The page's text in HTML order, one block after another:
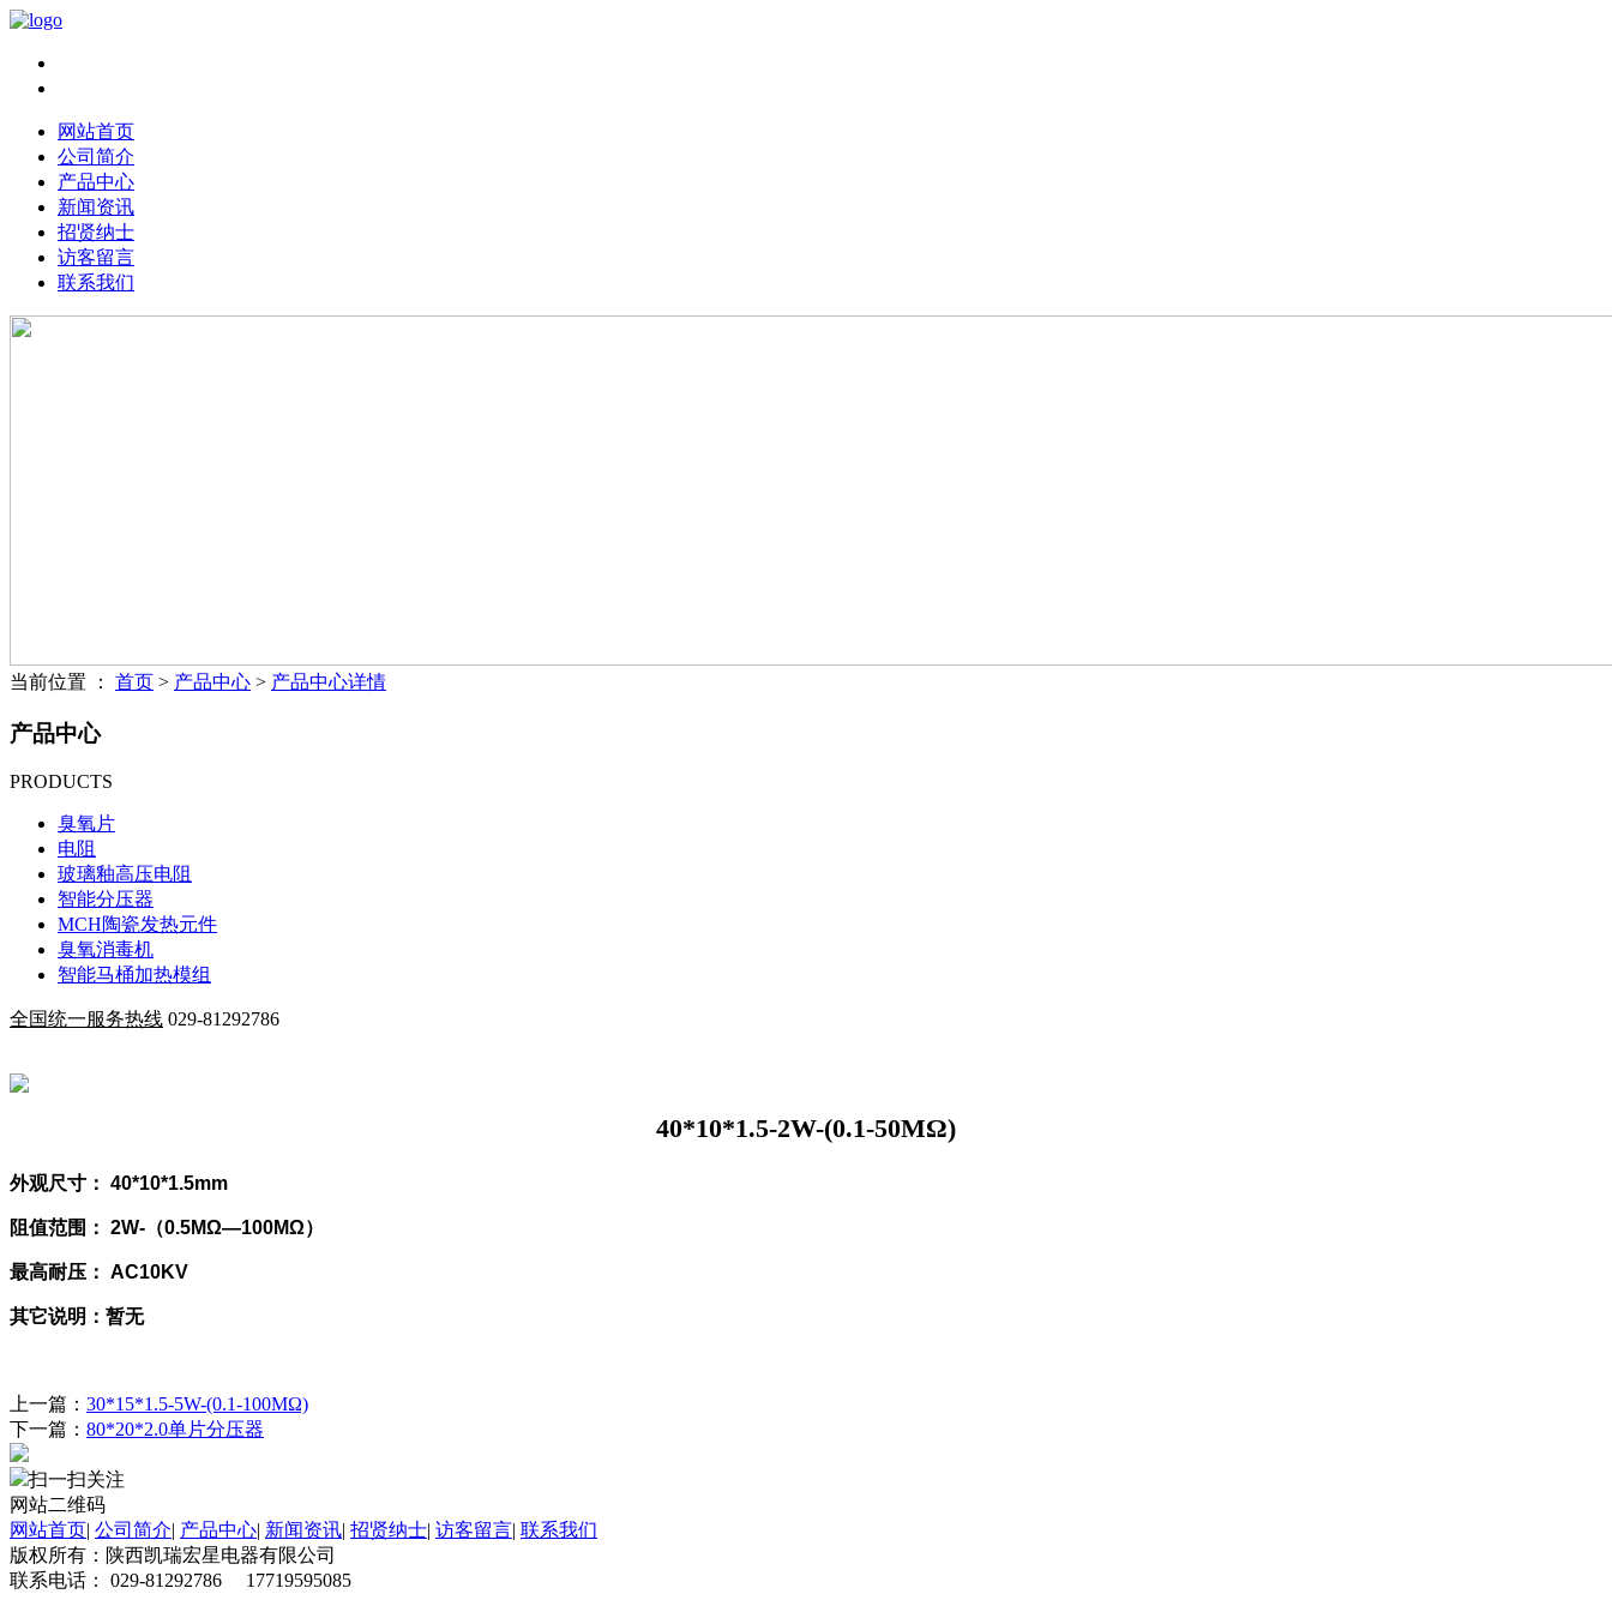
网站首页
公司简介
产品中心
新闻资讯
招贤纳士
访客留言
联系我们
当前位置 ： 首页 > 产品中心 > 产品中心详情
产品中心
PRODUCTS
臭氧片
电阻
玻璃釉高压电阻
智能分压器
MCH陶瓷发热元件
臭氧消毒机
智能马桶加热模组
全国统一服务热线 029-81292786
40*10*1.5-2W-(0.1-50MΩ)
外观尺寸： 40*10*1.5mm
阻值范围： 2W-（0.5MΩ―100MΩ）
最高耐压： AC10KV
其它说明：暂无
上一篇： 30*15*1.5-5W-(0.1-100MΩ)
下一篇： 80*20*2.0单片分压器
扫一扫关注
网站二维码
网站首页| 公司简介| 产品中心| 新闻资讯| 招贤纳士| 访客留言| 联系我们
版权所有：陕西凯瑞宏星电器有限公司
联系电话： 029-81292786 17719595085